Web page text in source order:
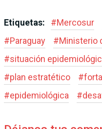
Etiquetas: #Mercosur
#Paraguay #Ministerio
#situación
#plan estratético #
#epidemiológica #